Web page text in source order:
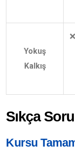
Yokuş
Kalkış
Sıkça
Kursu